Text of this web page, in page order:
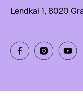
Lendkai 1, 8020